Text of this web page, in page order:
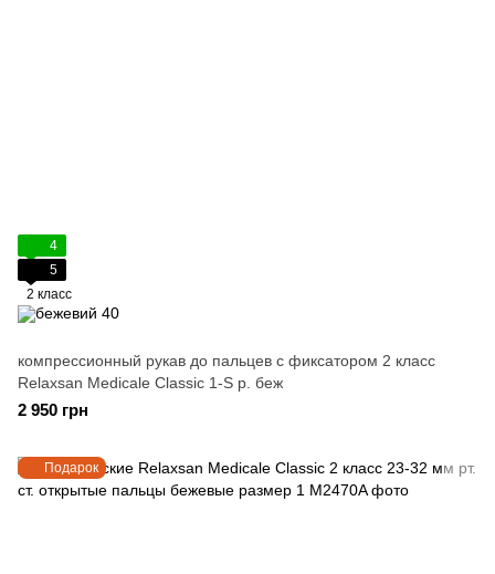
4
5
2 класс
компрессионный рукав до пальцев с фиксатором 2 класс
Relaxsan Medicale Classic 1-S р. беж
2 950 грн
Подарок